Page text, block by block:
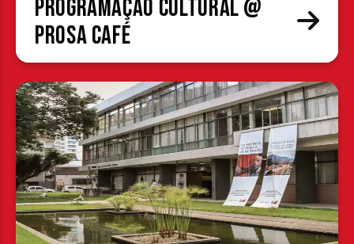
Programação cultural @
Prosa Café